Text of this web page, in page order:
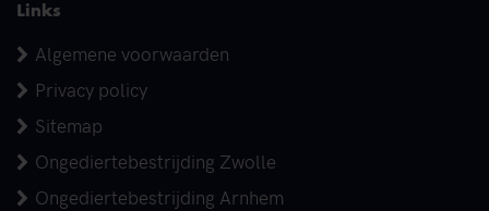
Links
Algemene voorwaarden
Privacy policy
Sitemap
Ongediertebestrijding Zwolle
Ongediertebestrijding Arnhem